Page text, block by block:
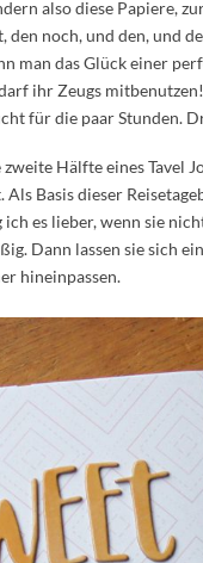
also diese Papiere,
noch, und den, und
man das Glück einer
ihr Zeugs
für die paar Stunden.
Hälfte eines Tavel
Als Basis dieser
ich es lieber, wenn sie
Dann lassen sie sich
hineinpassen.